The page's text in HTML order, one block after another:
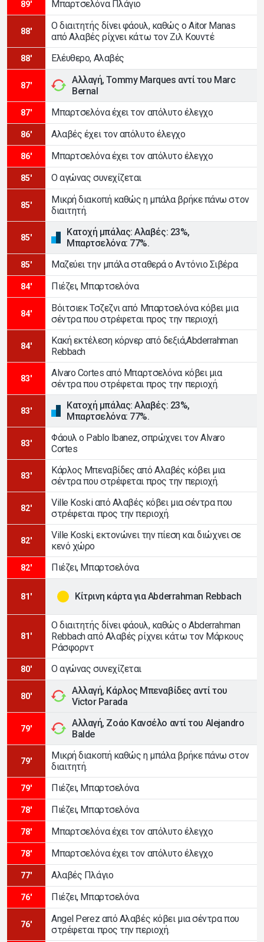
89' Μπαρτσελόνα Πλάγιο
88'
Ο διαιτητής δίνει φάουλ, καθώς ο Aitor Manas
από Αλαβές ρίχνει κάτω τον Ζιλ Κουντέ
88' Ελέυθερο, Αλαβές
87'
Αλλαγή, Tommy Marques αντί του Marc
Bernal
87' Μπαρτσελόνα έχει τον απόλυτο έλεγχο
86' Αλαβές έχει τον απόλυτο έλεγχο
86' Μπαρτσελόνα έχει τον απόλυτο έλεγχο
85' Ο αγώνας συνεχίζεται
85'
Μικρή διακοπή καθώς η μπάλα βρήκε πάνω στον
διαιτητή.
85'
Κατοχή μπάλας: Αλαβές: 23%,
Μπαρτσελόνα: 77%.
85' Μαζεύει την μπάλα σταθερά ο Αντόνιο Σιβέρα
84' Πιέζει, Μπαρτσελόνα
84'
Βόιτσιεκ Τσζεζνι από Μπαρτσελόνα κόβει μια
σέντρα που στρέφεται προς την περιοχή.
84'
Κακή εκτέλεση κόρνερ από δεξιά,Abderrahman
Rebbach
83'
Alvaro Cortes από Μπαρτσελόνα κόβει μια
σέντρα που στρέφεται προς την περιοχή.
83'
Κατοχή μπάλας: Αλαβές: 23%,
Μπαρτσελόνα: 77%.
83'
Φάουλ ο Pablo Ibanez, σπρώχνει τον Alvaro
Cortes
83'
Κάρλος Μπεναβίδες από Αλαβές κόβει μια
σέντρα που στρέφεται προς την περιοχή.
82'
Ville Koski από Αλαβές κόβει μια σέντρα που
στρέφεται προς την περιοχή.
82'
Ville Koski, εκτονώνει την πίεση και διώχνει σε
κενό χώρο
82' Πιέζει, Μπαρτσελόνα
81' Κίτρινη κάρτα για Abderrahman Rebbach
81'
Ο διαιτητής δίνει φάουλ, καθώς ο Abderrahman
Rebbach από Αλαβές ρίχνει κάτω τον Μάρκους
Ράσφορντ
80' Ο αγώνας συνεχίζεται
80'
Αλλαγή, Κάρλος Μπεναβίδες αντί του
Victor Parada
79'
Αλλαγή, Ζοάο Κανσέλο αντί του Alejandro
Balde
79'
Μικρή διακοπή καθώς η μπάλα βρήκε πάνω στον
διαιτητή.
79' Πιέζει, Μπαρτσελόνα
78' Πιέζει, Μπαρτσελόνα
78' Μπαρτσελόνα έχει τον απόλυτο έλεγχο
78' Μπαρτσελόνα έχει τον απόλυτο έλεγχο
77' Αλαβές Πλάγιο
76' Πιέζει, Μπαρτσελόνα
76'
Angel Perez από Αλαβές κόβει μια σέντρα που
στρέφεται προς την περιοχή.